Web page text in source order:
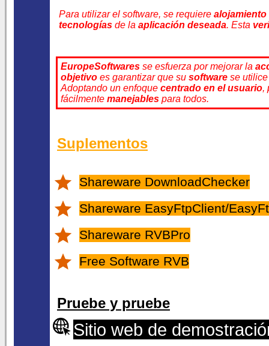
Para utilizar el software, se requiere
tecnologías de la aplicación deseada. Esta
EuropeSoftwares se esfuerza por mejorar la
objetivo es garantizar que su software se
Adoptando un enfoque centrado en el usuario,
fácilmente manejables para todos.
Suplementos
Shareware DownloadChecker
Shareware EasyFtpClient/
Shareware RVBPro
Free Software RVB
Pruebe y pruebe
Sitio web de